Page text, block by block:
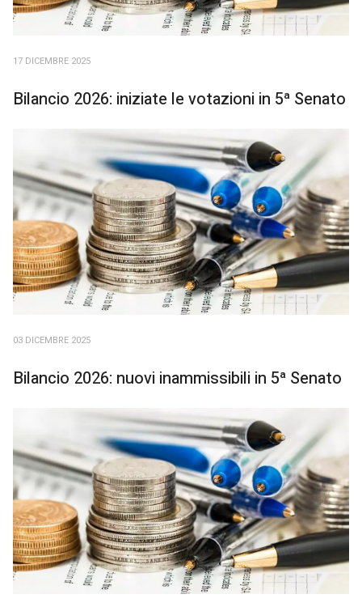
17 DICEMBRE 2025
Bilancio 2026: iniziate le votazioni in 5ª Senato
03 DICEMBRE 2025
Bilancio 2026: nuovi inammissibili in 5ª Senato